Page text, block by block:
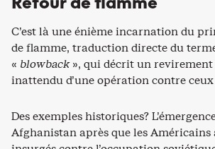
C’est là une énième incarnation du
de flamme, traduction directe du
« blowback», qui décrit un revirement
inattendu d’une opération contre ceux
Des exemples historiques?
Afghanistan après que les Américains